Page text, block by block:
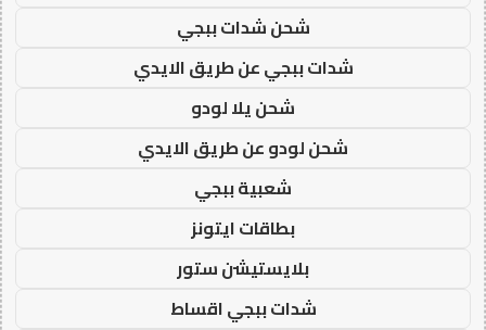
شحن شدات ببجي
شدات ببجي عن طريق الايدي
شحن يلا لودو
شحن لودو عن طريق الايدي
شعبية ببجي
بطاقات ايتونز
بلايستيشن ستور
شدات ببجي اقساط